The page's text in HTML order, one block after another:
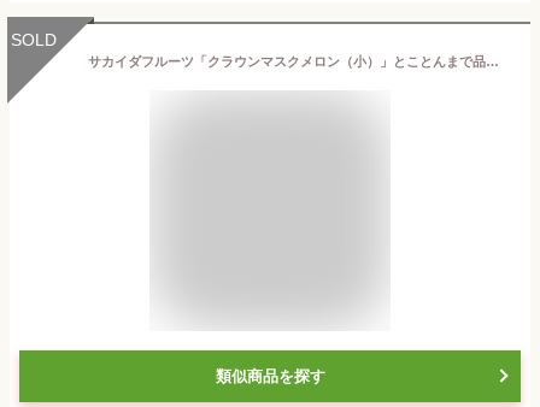
SOLD
サカイダフルーツ「クラウンマスクメロン（小）」とことんまで品質と味にこだわった温室メロン
類似商品を探す